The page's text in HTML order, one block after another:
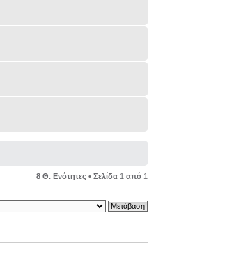
8 Θ. Ενότητες • Σελίδα 1 από 1